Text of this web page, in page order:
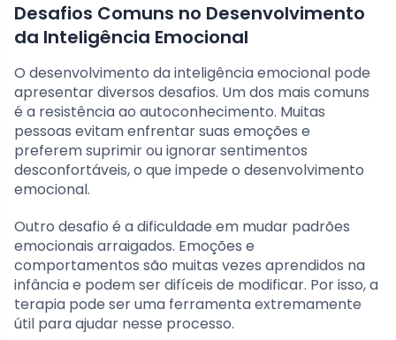
Desafios Comuns no Desenvolvimento
da Inteligência Emocional
O desenvolvimento da inteligência emocional pode
apresentar diversos desafios. Um dos mais comuns
é a resistência ao autoconhecimento. Muitas
pessoas evitam enfrentar suas emoções e
preferem suprimir ou ignorar sentimentos
desconfortáveis, o que impede o desenvolvimento
emocional.
Outro desafio é a dificuldade em mudar padrões
emocionais arraigados. Emoções e
comportamentos são muitas vezes aprendidos na
infância e podem ser difíceis de modificar. Por isso, a
terapia pode ser uma ferramenta extremamente
útil para ajudar nesse processo.